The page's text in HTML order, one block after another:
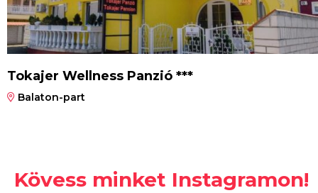
Tokajer Wellness Panzió ***
Balaton-part
Kövess minket Instagramon!